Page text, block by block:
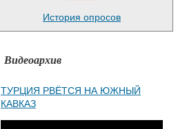
История опросов
Видеоархив
ТУРЦИЯ РВЁТСЯ НА ЮЖНЫЙ
КАВКАЗ